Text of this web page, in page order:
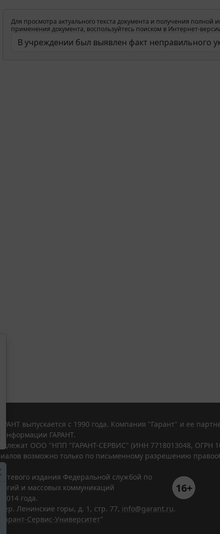
Для просмотра актуального текста документа и получения
применения документа, воспользуйтесь поиском в Интернет-
выпускается с 1990 года. Компания "Гарант" и ее
информации ГАРАНТ.
ООО "НПП "ГАРАНТ-СЕРВИС" (ИНН 7718013048, ОГРН
возможно только по письменному разрешению
издания Федеральной службой по
и массовых коммуникаций
года.
16+
Ленинские горы, д. 1, стр. 77, info@garant.ru.
Гарант-Сервис-Университет"